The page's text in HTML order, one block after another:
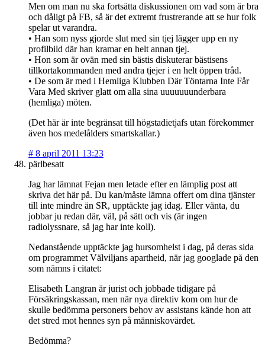
Men om man nu ska fortsätta diskussionen om vad som är bra
och dåligt på FB, så är det extremt frustrerande att se hur folk
spelar ut varandra.
• Han som nyss gjorde slut med sin tjej lägger upp en ny
profilbild där han kramar en helt annan tjej.
• Hon som är ovän med sin bästis diskuterar bästisens
tillkortakommanden med andra tjejer i en helt öppen tråd.
• De som är med i Hemliga Klubben Där Töntarna Inte Får
Vara Med skriver glatt om alla sina uuuuuuunderbara
(hemliga) möten.
(Det här är inte begränsat till högstadietjafs utan förekommer
även hos medelålders smartskallar.)
# 8 april 2011 13:23
pärlbesatt
Jag har lämnat Fejan men letade efter en lämplig post att
skriva det här på. Du kan/måste lämna offert om dina tjänster
till inte mindre än SR, upptäckte jag idag. Eller vänta, du
jobbar ju redan där, väl, på sätt och vis (är ingen
radiolyssnare, så jag har inte koll).
Nedanstående upptäckte jag hursomhelst i dag, på deras sida
om programmet Välviljans apartheid, när jag googlade på den
som nämns i citatet:
Elisabeth Langran är jurist och jobbade tidigare på
Försäkringskassan, men när nya direktiv kom om hur de
skulle bedömma personers behov av assistans kände hon att
det stred mot hennes syn på människovärdet.
Bedömma?